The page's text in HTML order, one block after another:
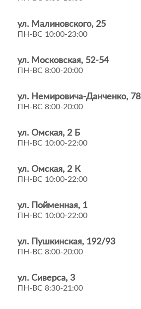
ул. Малиновского, 25
ПН-ВС 10:00-23:00
ул. Московская, 52-54
ПН-ВС 8:00-20:00
ул. Немировича-Данченко, 78
ПН-ВС 8:00-20:00
ул. Омская, 2 Б
ПН-ВС 10:00-22:00
ул. Омская, 2 К
ПН-ВС 10:00-22:00
ул. Пойменная, 1
ПН-ВС 10:00-22:00
ул. Пушкинская, 192/93
ПН-ВС 8:00-20:00
ул. Сиверса, 3
ПН-ВС 8:30-21:00